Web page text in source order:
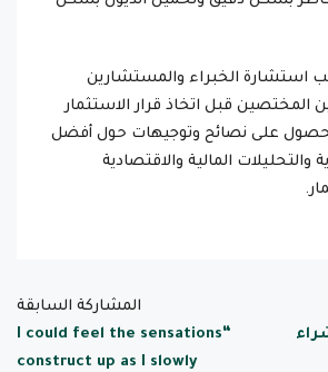
استشارة الخبراء والمستشارين
المختصين قبل اتخاذ قرار الاستثمار
على نصائح وتوجيهات حول أفضل
والتحليلات المالية والاقتصادية
المشاركة السابقة
“I could feel the sensations
construct up as I slowly